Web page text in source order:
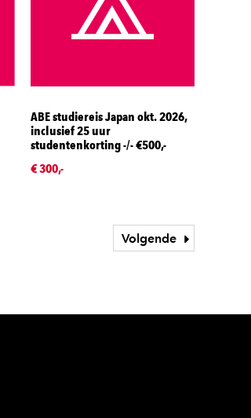
ABE studiereis Japan okt. 2026,
inclusief 25 uur
studentenkorting -/- €500,-
€ 300,-
Volgende